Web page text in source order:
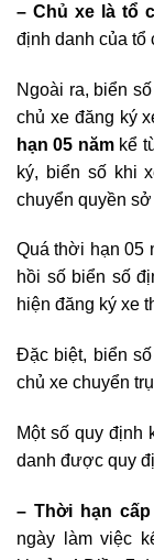
– Chủ xe là tổ
định danh của tổ
Ngoài ra, biển
chủ xe đăng ký
hạn 05 nămkể
ký, biển số khi
chuyển quyền
Quá thời hạn 05
hồi số biển số
hiện đăng ký xe
Đặc biệt, biển
chủ xe chuyển
Một số quy định
danh được quy
– Thời hạn
ngày làm việc